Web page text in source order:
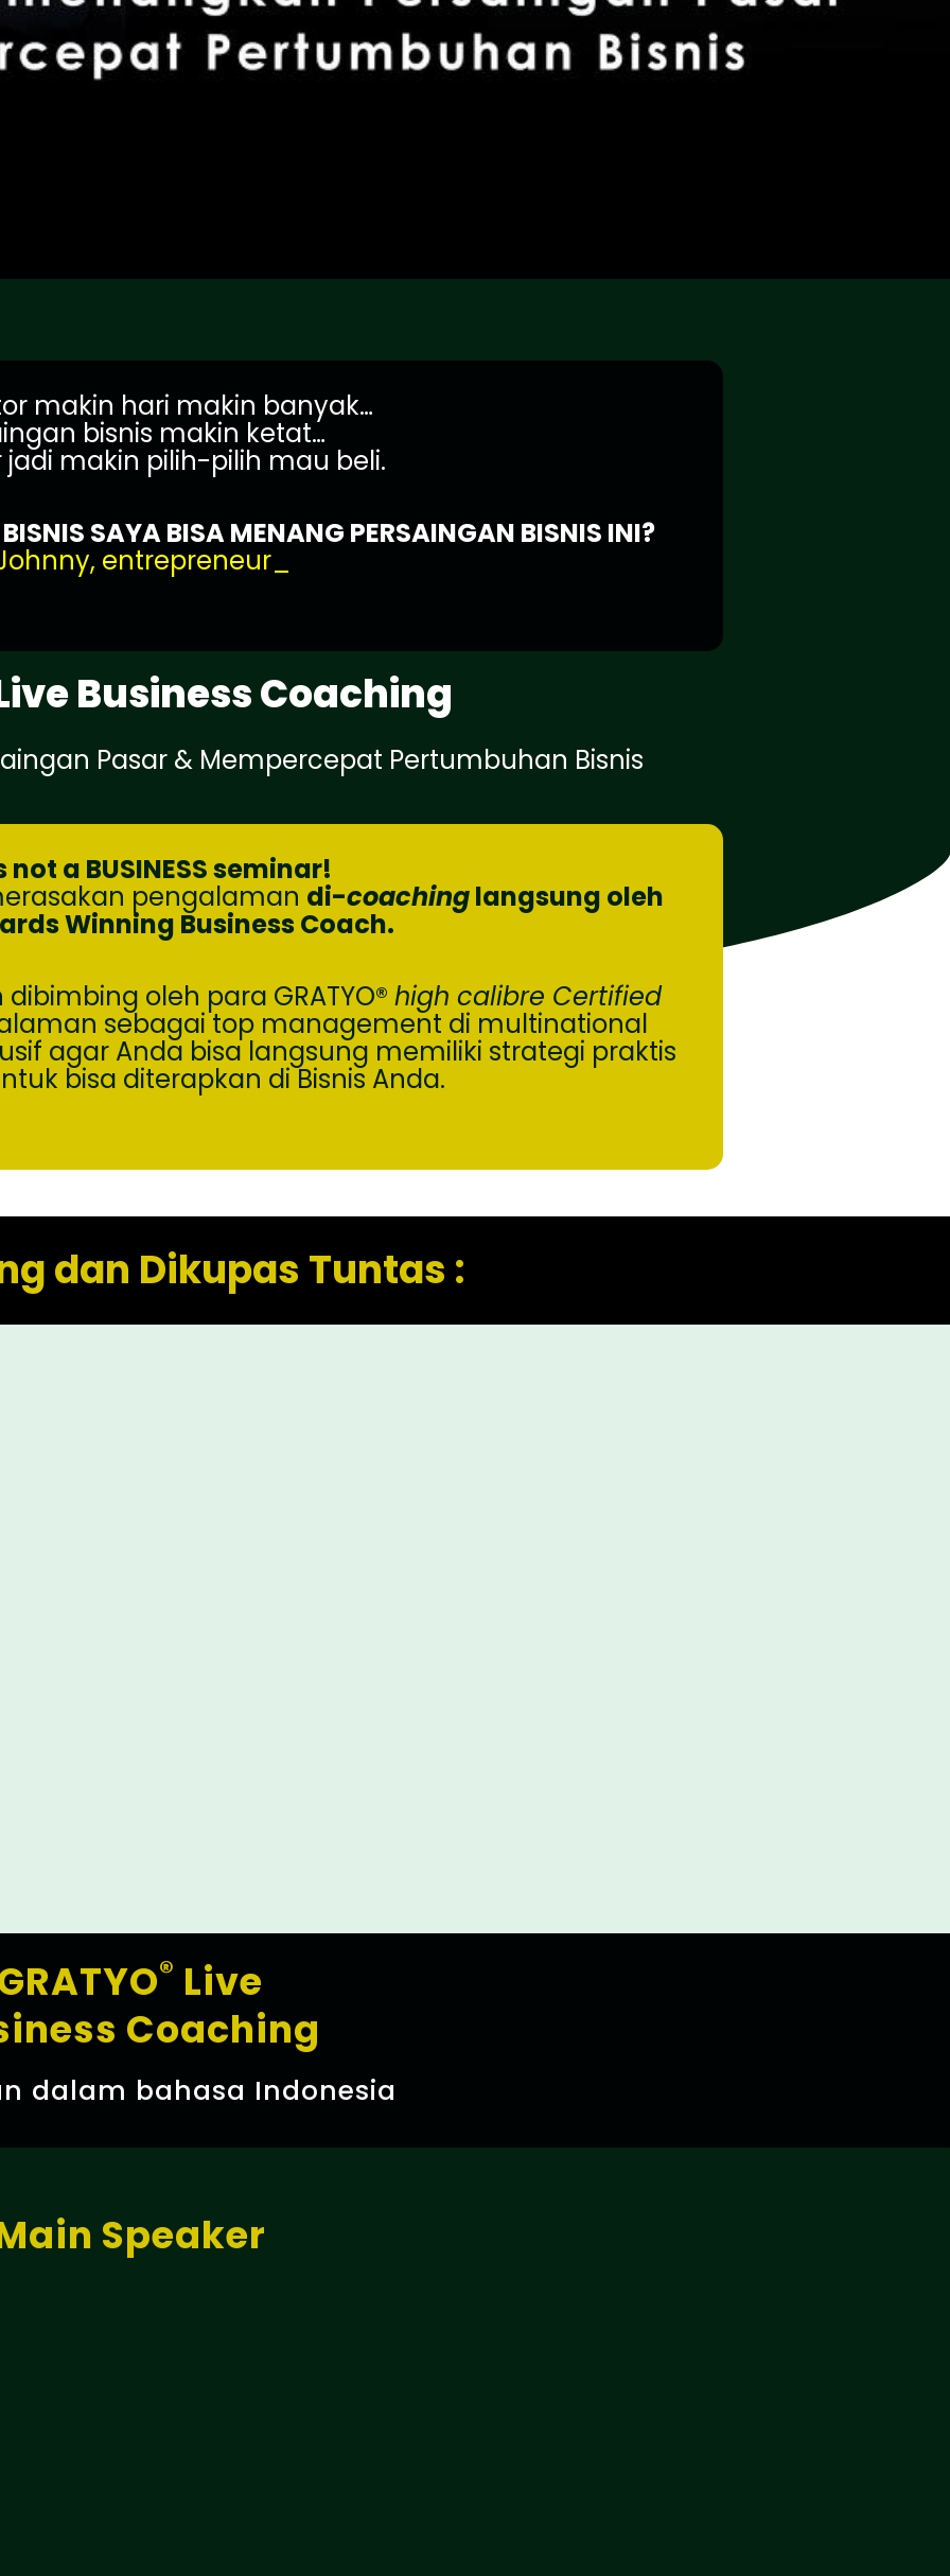
makin hari makin banyak…
bisnis makin ketat…
makin pilih-pilih mau beli.
SAYA BISA MENANG PERSAINGAN BISNIS INI?
Johnny, entrepreneur_
Business Coaching
Pasar & Mempercepat Pertumbuhan Bisnis
not a BUSINESS seminar!
pengalaman di-coachinglangsung oleh
Winning Business Coach.
oleh para GRATYO® high calibre Certified
sebagai top management di multinational
agar Anda bisa langsung memiliki strategi praktis
bisa diterapkan di Bisnis Anda.
dan Dikupas Tuntas :
® Live
Coaching
dalam bahasa Indonesia​
Speaker